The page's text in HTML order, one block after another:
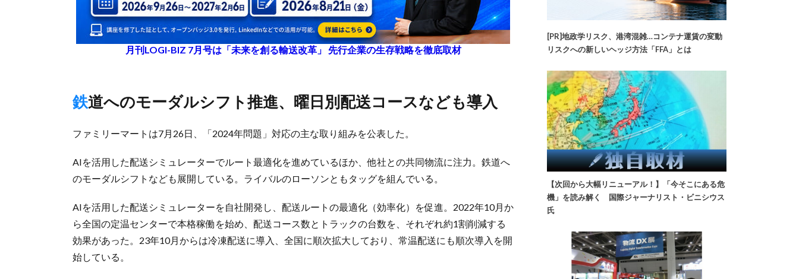
月刊LOGI-BIZ 7月号は「未来を創る輸送改革」 先行企業の生存戦略を徹底取材
鉄道へのモーダルシフト推進、曜日別配送コースなども導入
ファミリーマートは7月26日、「2024年問題」対応の主な取り組みを公表した。
AIを活用した配送シミュレーターでルート最適化を進めているほか、他社との共同物流に注力。鉄道へ
のモーダルシフトなども展開している。ライバルのローソンともタッグを組んでいる。
AIを活用した配送シミュレーターを自社開発し、配送ルートの最適化（効率化）を促進。2022年10月か
ら全国の定温センターで本格稼働を始め、配送コース数とトラックの台数を、それぞれ約1割削減する
効果があった。23年10月からは冷凍配送に導入、全国に順次拡大しており、常温配送にも順次導入を開
始している。
[PR]地政学リスク、港湾混雑…コンテナ運賃の変動
リスクへの新しいヘッジ方法「FFA」とは
【次回から大幅リニューアル！】「今そこにある危
機」を読み解く 国際ジャーナリスト・ビニシウス
氏